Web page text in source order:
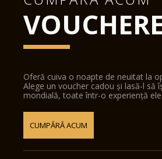
Oferă cuiva o noapte de neuitat la
Alege un voucher cadou și lasă-l
mondială, toate într-o experiență
CUMPĂRĂ ACUM